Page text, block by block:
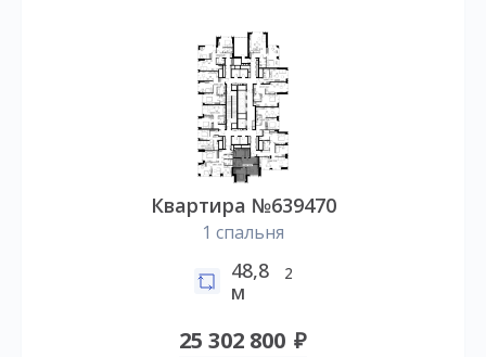
Квартира №639470
1 спальня
48,8
м
2
25 302 800